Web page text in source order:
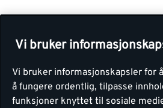
Vi bruker
Vi bruker informasjonskapsler for
å fungere ordentlig, tilpasse
funksjoner knyttet til sosiale